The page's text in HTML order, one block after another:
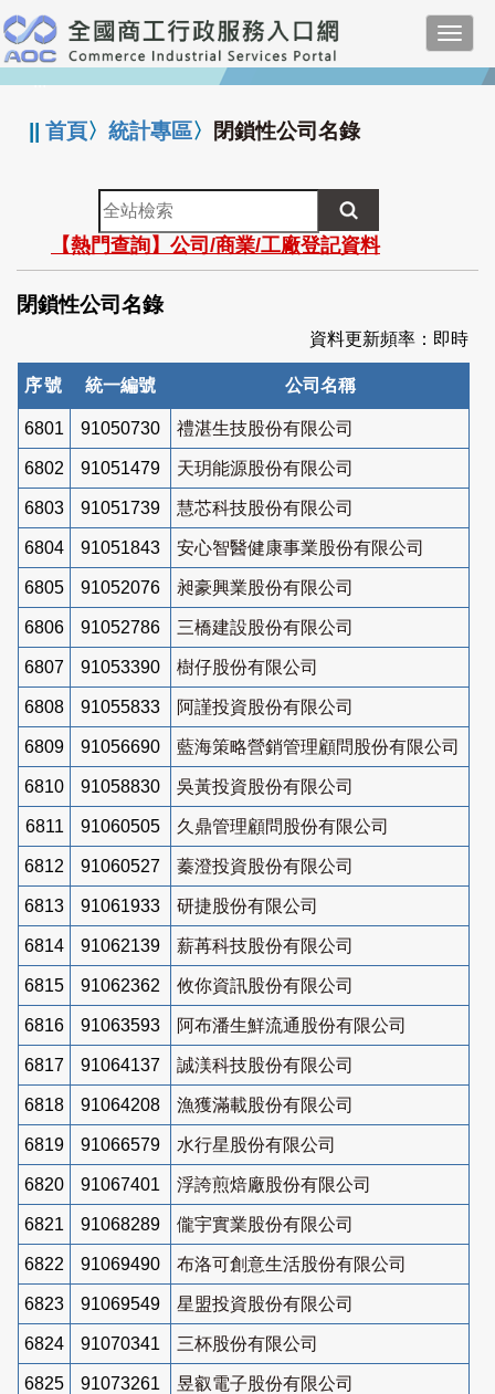
跳
到
主
要
:::
||首頁〉統計專區〉 閉鎖性公司名錄
全
站
檢
索
【熱門查詢】公司/商業/工廠登記資料
閉鎖性公司名錄
資料更新頻率：即時
序號 統一編號 公司名稱
6801 91050730 禮湛生技股份有限公司
6802 91051479 天玥能源股份有限公司
6803 91051739 慧芯科技股份有限公司
6804 91051843 安心智醫健康事業股份有限公司
6805 91052076 昶豪興業股份有限公司
6806 91052786 三橋建設股份有限公司
6807 91053390 樹仔股份有限公司
6808 91055833 阿謹投資股份有限公司
6809 91056690 藍海策略營銷管理顧問股份有限公司
6810 91058830 吳黃投資股份有限公司
6811 91060505 久鼎管理顧問股份有限公司
6812 91060527 蓁澄投資股份有限公司
6813 91061933 研捷股份有限公司
6814 91062139 薪苒科技股份有限公司
6815 91062362 攸你資訊股份有限公司
6816 91063593 阿布潘生鮮流通股份有限公司
6817 91064137 誠渼科技股份有限公司
6818 91064208 漁獲滿載股份有限公司
6819 91066579 水行星股份有限公司
6820 91067401 浮誇煎焙廠股份有限公司
6821 91068289 儱宇實業股份有限公司
6822 91069490 布洛可創意生活股份有限公司
6823 91069549 星盟投資股份有限公司
6824 91070341 三杯股份有限公司
6825 91073261 昱叡電子股份有限公司